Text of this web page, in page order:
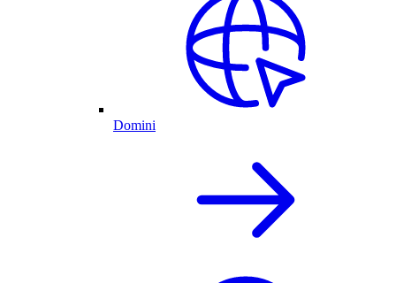
Domini